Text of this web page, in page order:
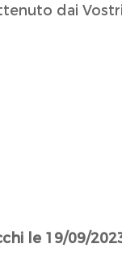
dai
le 19/09/